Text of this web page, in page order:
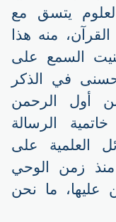
يتسق مع
منه هذا
السمع على
في الذكر
أول الرحمن
الرسالة
العلمية على
منذ زمن الوحي
عليها، ما نحن